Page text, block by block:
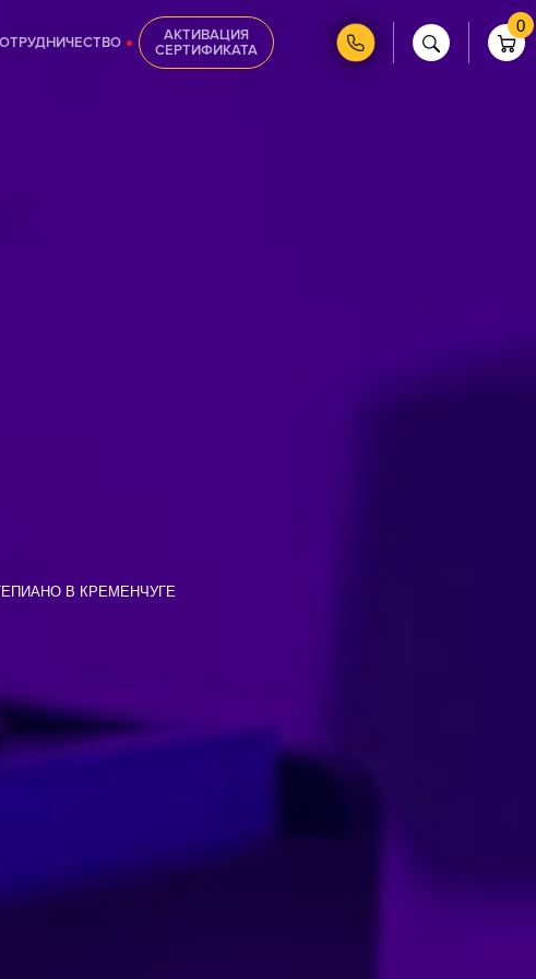
АКТИВАЦИЯ
СЕРТИФИКАТА
0
В КРЕМЕНЧУГЕ